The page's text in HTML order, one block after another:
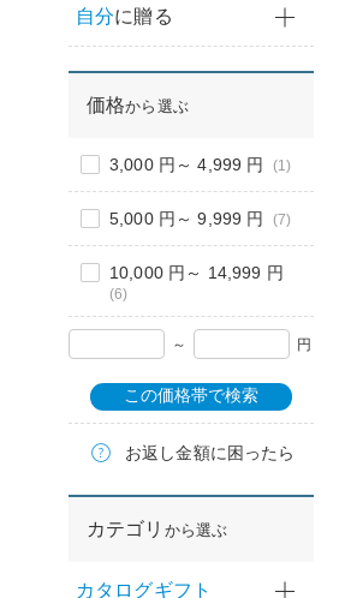
自分に贈る
価格から選ぶ
3,000 円～ 4,999 円 (1)
5,000 円～ 9,999 円 (7)
10,000 円～ 14,999 円
(6)
～ 円
この価格帯で検索
お返し金額に困ったら
カテゴリ から選ぶ
カタログギフト